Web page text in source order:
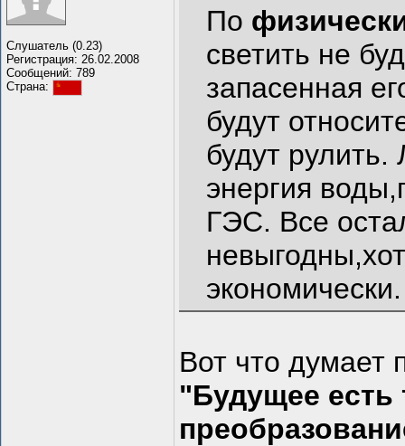
Слушатель (0.23)
Регистрация: 26.02.2008
Сообщений: 789
Страна:
По
светить не
запасенная
будут
будут
энергия
ГЭС. Все
экономически.
Вот что думает
"Будущее есть